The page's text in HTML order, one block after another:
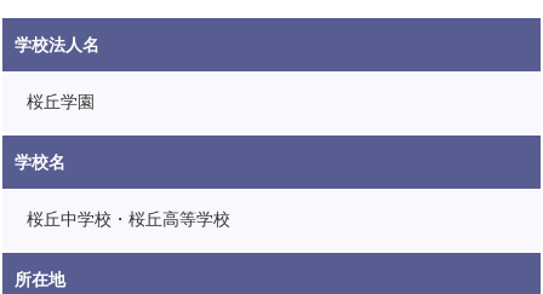
学校法人名
桜丘学園
学校名
桜丘中学校・桜丘高等学校
所在地